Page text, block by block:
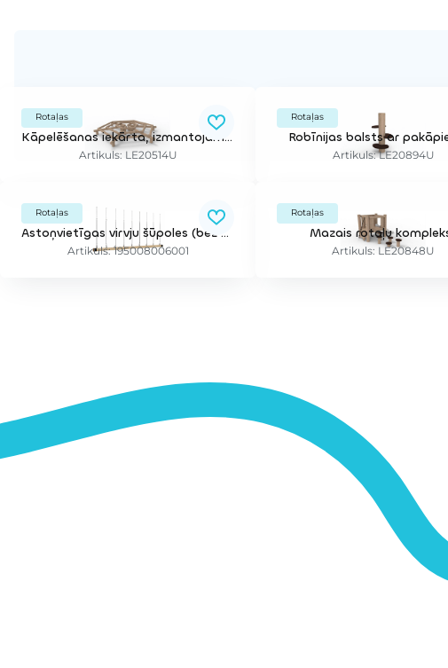
Rotaļas
Kāpelēšanas iekārta, izmantojama arī kā soli
Artikuls: LE20514U
Rotaļas
Robīnijas balsts ar
Artikuls: LE20894U
Rotaļas
Astoņvietīgas virvju šūpoles (bez balstiem)
Artikuls: 195008006001
Rotaļas
Mazais rotaļu
Artikuls: LE20848U